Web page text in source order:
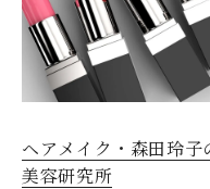
ヘアメイク・森田玲子
美容研究所